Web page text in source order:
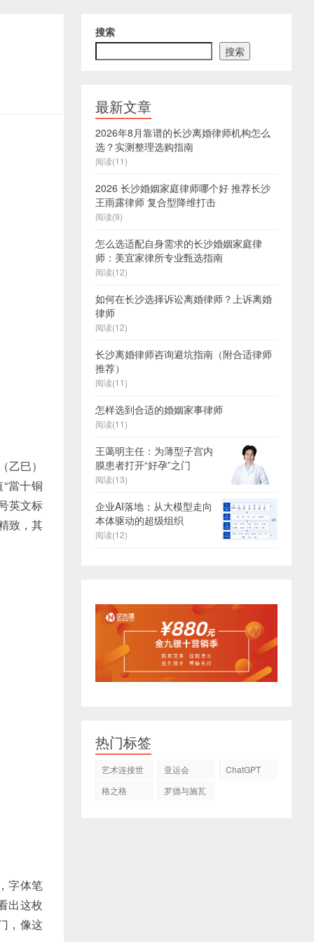
巳）
當十铜
英文标
致，其
字体笔
出这枚
，像这
搜索
搜索
最新文章
2026年8月靠谱的长沙离婚律师机构怎么
选？实测整理选购指南
阅读(11)
2026 长沙婚姻家庭律师哪个好 推荐长沙
王雨露律师 复合型降维打击
阅读(9)
怎么选适配自身需求的长沙婚姻家庭律
师：美宜家律所专业甄选指南
阅读(12)
如何在长沙选择诉讼离婚律师？上诉离婚
律师
阅读(12)
长沙离婚律师咨询避坑指南（附合适律师
推荐）
阅读(11)
怎样选到合适的婚姻家事律师
阅读(11)
王蔼明主任：为薄型子宫内
膜患者打开“好孕”之门
阅读(13)
企业AI落地：从大模型走向
本体驱动的超级组织
阅读(12)
热门标签
艺术连接世
亚运会
ChatGPT
格之格
罗德与施瓦